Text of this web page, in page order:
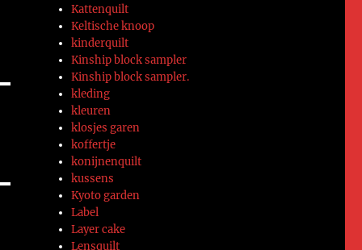
Kattenquilt
Keltische knoop
kinderquilt
Kinship block sampler
Kinship block sampler.
kleding
kleuren
klosjes garen
koffertje
konijnenquilt
kussens
Kyoto garden
Label
Layer cake
Lensquilt